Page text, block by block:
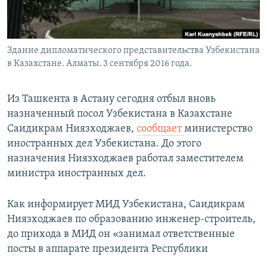
Здание дипломатического представительства Узбекистана
в Казахстане. Алматы. 3 сентября 2016 года.
Из Ташкента в Астану сегодня отбыл вновь
назначенный посол Узбекистана в Казахстане
Саидикрам Ниязходжаев, сообщаетминистерство
иностранных дел Узбекистана. До этого
назначения Ниязходжаев работал заместителем
министра иностранных дел.
Как информирует МИД Узбекистана, Саидикрам
Ниязходжаев по образованию инженер-строитель,
до прихода в МИД он «занимал ответственные
посты в аппарате президента Республики